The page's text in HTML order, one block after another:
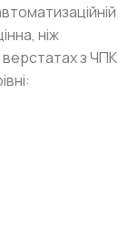
ніж
верстатах з ЧПК